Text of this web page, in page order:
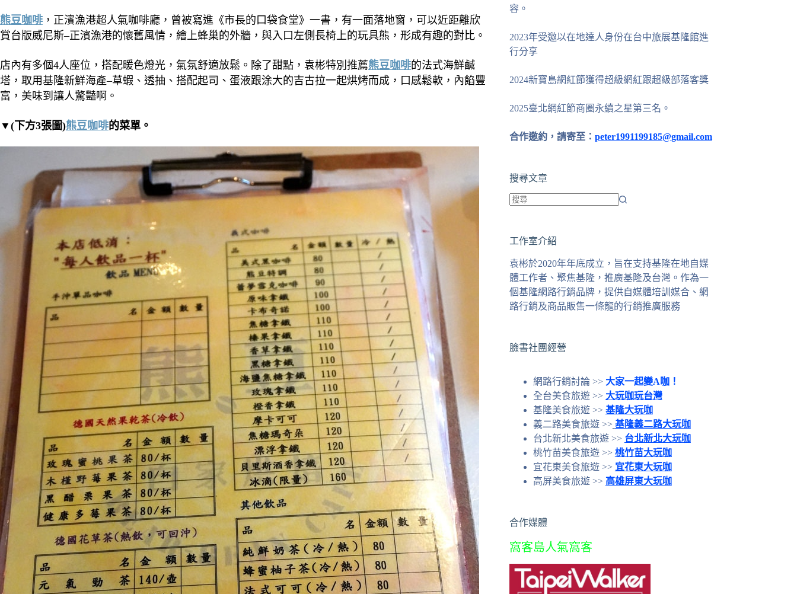
熊豆咖啡 ，正濱漁港超人氣咖啡廳，曾被寫進《市長的口袋食堂》一書，有一面落地窗，可以近距離欣
賞台版威尼斯–正濱漁港的懷舊風情，繪上蜂巢的外牆，與入口左側長椅上的玩具熊，形成有趣的對比。
店內有多個4人座位，搭配暖色燈光，氣氛舒適放鬆。 除了甜點，袁彬特別推薦熊豆咖啡的法式海鮮鹹
塔，取用基隆新鮮海產–草蝦、透抽、搭配起司、蛋液跟涂大的吉古拉一起烘烤而成，口感鬆軟，內餡豐
富，美味到讓人驚豔啊。
▼(下方3張圖)熊豆咖啡的菜單。
容。
2023年受邀以在地達人身份在台中旅展基隆館進
行分享
2024新寶島網紅節獲得超級網紅跟超級部落客獎
2025臺北網紅節商圈永續之星第三名。
合作邀約，請寄至： peter1991199185@gmail.com
搜尋文章
到
合
條
件
的
果
工作室介紹
袁彬於2020年年底成立，旨在支持基隆在地自媒
體工作者、聚焦基隆，推廣基隆及台灣。作為一
個基隆網路行銷品牌，提供自媒體培訓媒合、網
路行銷及商品販售一條龍的行銷推廣服務
臉書社團經營
網路行銷討論 >> 大家一起變A咖！
全台美食旅遊 >> 大玩咖玩台灣
基隆美食旅遊 >> 基隆大玩咖
義二路美食旅遊 >> 基隆義二路大玩咖
台北新北美食旅遊 >> 台北新北大玩咖
桃竹苗美食旅遊 >> 桃竹苗大玩咖
宜花東美食旅遊 >> 宜花東大玩咖
高屏美食旅遊 >> 高雄屏東大玩咖
合作媒體
窩客島人氣窩客